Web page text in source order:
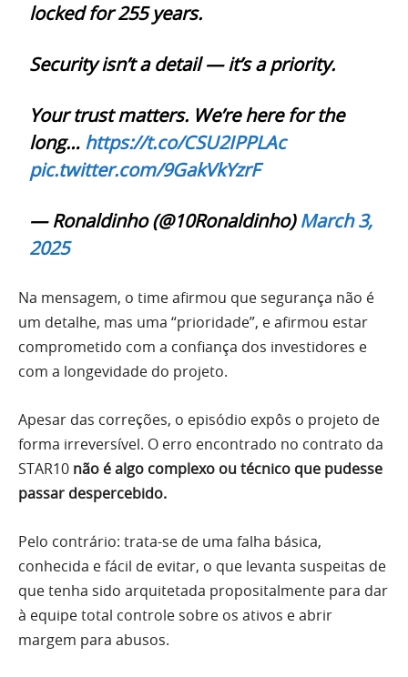
locked for 255 years.
Security isn’t a detail — it’s a priority.
Your trust matters. We’re here for the
long… https://t.co/CSU2IPPLAc
pic.twitter.com/9GakVkYzrF
— Ronaldinho (@10Ronaldinho)March 3,
2025
Na mensagem, o time afirmou que segurança não é
um detalhe, mas uma “prioridade”, e afirmou estar
comprometido com a confiança dos investidores e
com a longevidade do projeto.
Apesar das correções, o episódio expôs o projeto de
forma irreversível. O erro encontrado no contrato da
STAR10 não é algo complexo ou técnico que pudesse
passar despercebido.
Pelo contrário: trata-se de uma falha básica,
conhecida e fácil de evitar, o que levanta suspeitas de
que tenha sido arquitetada propositalmente para dar
à equipe total controle sobre os ativos e abrir
margem para abusos.